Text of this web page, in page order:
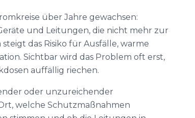
über Jahre gewachsen:
und Leitungen, die nicht mehr zur
das Risiko für Ausfälle, warme
Sichtbar wird das Problem oft erst,
auffällig riechen.
oder unzureichender
welche Schutzmaßnahmen